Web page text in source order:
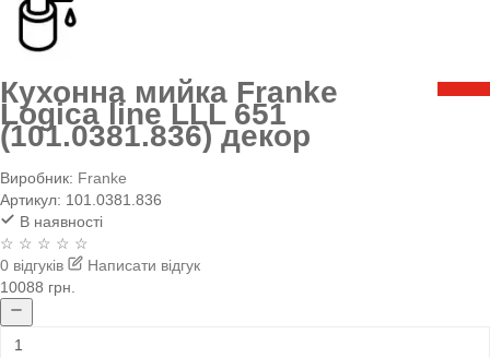
Кухонна мийка Franke
Logica line LLL 651
(101.0381.836) декор
Виробник: Franke
Артикул: 101.0381.836
В наявності
☆ ☆ ☆ ☆ ☆
0 відгуків
Написати відгук
10088 грн.